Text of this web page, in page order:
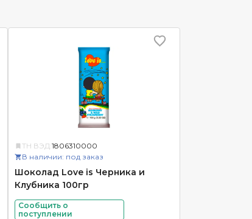
ТН ВЭД: 1806310000
В наличии: под заказ
Шоколад Love is Черника и
Клубника 100гр
Сообщить о
поступлении